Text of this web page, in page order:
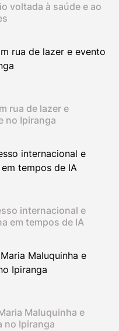
voltada à saúde e ao
rua de lazer e
no Ipiranga
internacional e
em tempos de IA
Maluquinha e
no Ipiranga